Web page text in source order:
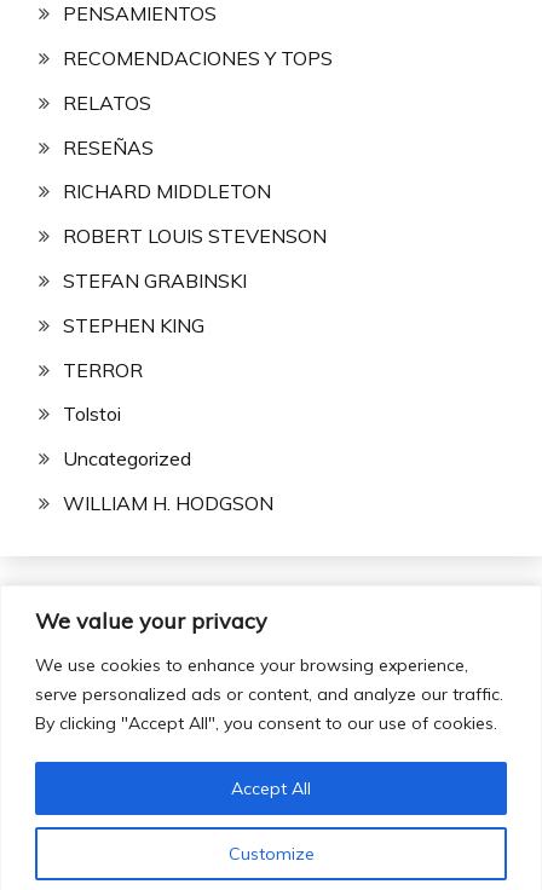
We value your privacy
We use cookies to enhance your browsing experience,
serve personalized ads or content, and analyze our traffic.
By clicking "Accept All", you consent to our use of cookies.
Customize
Accept All
PENSAMIENTOS
RECOMENDACIONES Y TOPS
RELATOS
RESEÑAS
RICHARD MIDDLETON
ROBERT LOUIS STEVENSON
STEFAN GRABINSKI
STEPHEN KING
TERROR
Tolstoi
Uncategorized
WILLIAM H. HODGSON
Buscar:
Todos los derechos reservados 2024.
Funciona gracias a WordPress
| Tema: Fairy por